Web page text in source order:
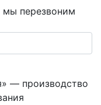
мы перезвоним
— производство